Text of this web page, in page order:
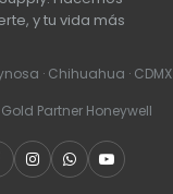
y tu vida más
· Chihuahua · CDMX
Gold Partner Honeywell